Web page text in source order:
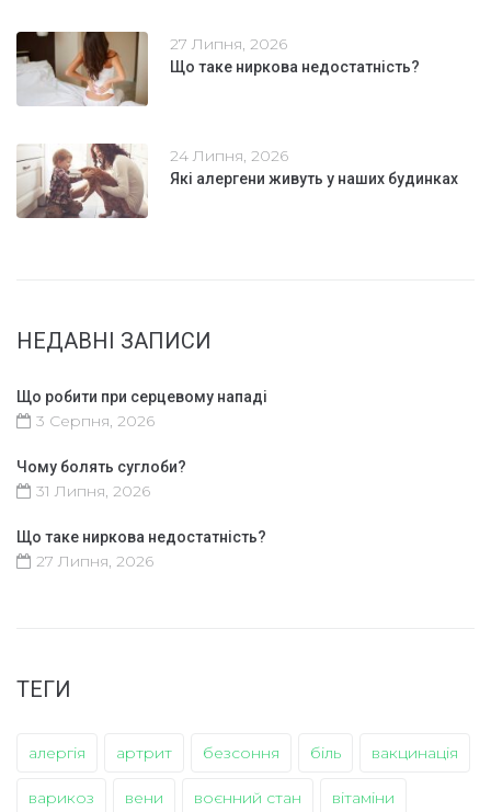
27 Липня, 2026
Що таке ниркова недостатність?
24 Липня, 2026
Які алергени живуть у наших будинках
НЕДАВНІ ЗАПИСИ
Що робити при серцевому нападі
3 Серпня, 2026
Чому болять суглоби?
31 Липня, 2026
Що таке ниркова недостатність?
27 Липня, 2026
ТЕГИ
алергія артрит безсоння біль вакцинація
варикоз вени воєнний стан вітаміни